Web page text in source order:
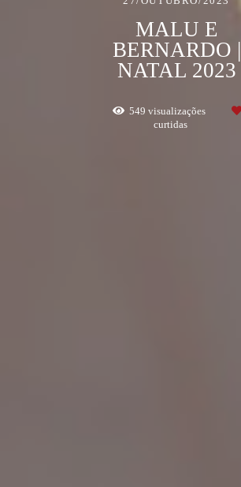
MALU E
BERNARDO |
NATAL 2023
549 visualizações
curtidas